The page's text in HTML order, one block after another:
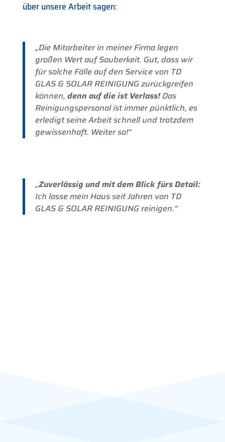
über unsere Arbeit sagen:
„Die Mitarbeiter in meiner Firma legen
großen Wert auf Sauberkeit. Gut, dass wir
für solche Fälle auf den Service von TD
GLAS & SOLAR REINIGUNG zurückgreifen
können, denn auf die ist Verlass!Das
Reinigungspersonal ist immer pünktlich, es
erledigt seine Arbeit schnell und trotzdem
gewissenhaft. Weiter so!“
„Zuverlässig und mit dem Blick fürs Detail:
Ich lasse mein Haus seit Jahren von TD
GLAS & SOLAR REINIGUNG reinigen.“